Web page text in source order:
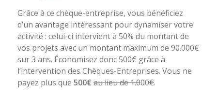
Grâce à ce chèque-entreprise, vous bénéficiez
d’un avantage intéressant pour dynamiser votre
activité : celui-ci intervient à 50% du montant de
vos projets avec un montant maximum de 90.000€
sur 3 ans. Économisez donc 500€ grâce à
l’intervention des Chèques-Entreprises. Vous ne
payez plus que 500€ au lieu de 1.000€.